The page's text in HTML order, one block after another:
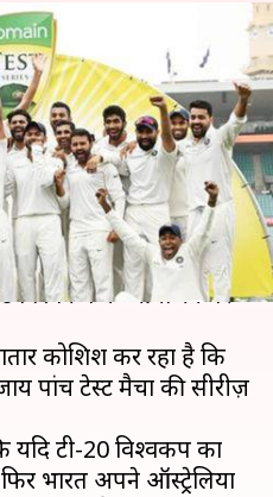
हुआ तो ऑस्ट्रेलिया
मैच खेल सकता है
10:47 am
साल अक्टूबर-नवंबर में
विश्वकप के आयोजन पर
कोशिश कर रहा है कि
पांच टेस्ट मैचों की सीरीज़
टी-20 विश्वकप का
भारत अपने ऑस्ट्रेलिया